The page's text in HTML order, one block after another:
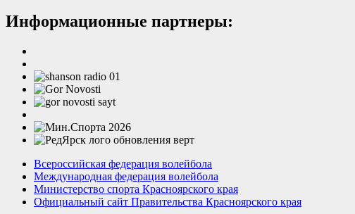
Информационные партнеры:
Всероссийская федерация волейбола
Международная федерация волейбола
Министерство спорта Красноярского края
Официальный сайт Правительства Красноярского края